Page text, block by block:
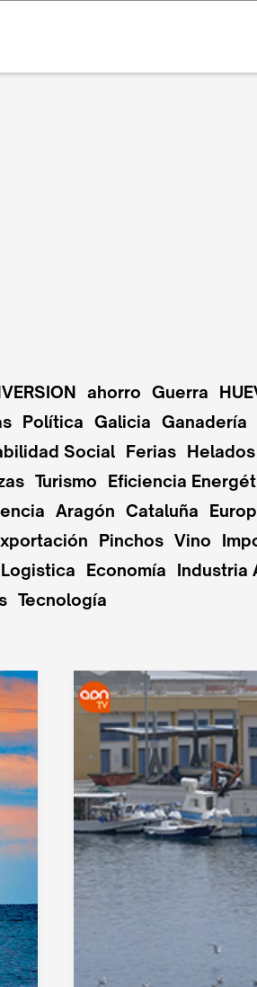
ahorro Guerra
Política Galicia Ganadería
Social Ferias Helados
Turismo
Eficiencia
Aragón Cataluña
Pinchos Vino
Logistica Economía
Industria
Tecnología